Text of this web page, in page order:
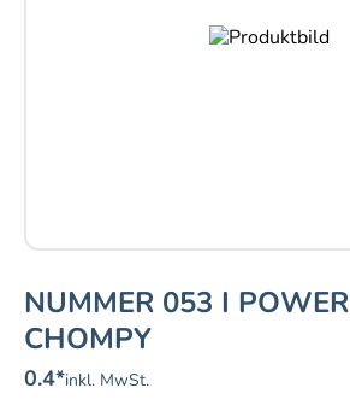
NUMMER 053 I POWER
CHOMPY
0.4*inkl. MwSt.